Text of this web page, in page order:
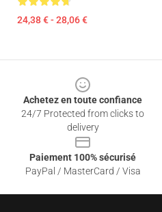
24,38 € - 28,06 €
Achetez en toute confiance
24/7 Protected from clicks to
delivery
Paiement 100% sécurisé
PayPal / MasterCard / Visa